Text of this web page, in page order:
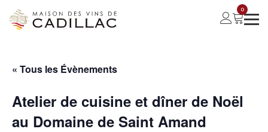
0
« Tous les Évènements
Atelier de cuisine et dîner de Noël
au Domaine de Saint Amand